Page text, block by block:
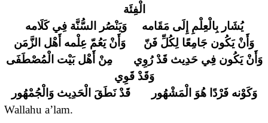
الْفِئَة
يُشَار بِالْعِلْمِ إِلَى مَقَامه وَيَنْصُر السُّنَّة فِي كَلَامه
وَأَنْ يَكُون جَامِعًا لِكُلِّ فَنّ وَأَنْ يَعُمّ عِلْمه أَهْل الزَّمَن
وَأَنْ يَكُون فِي حَدِيث قَدْ رُوِي مِنْ أَهْل بَيْت الْمُصْطَفَى
وَقَدْ قَوِي
وَكَوْنه فَرْدًا هُوَ الْمَشْهُور قَدْ نَطَقَ الْحَدِيث وَالْجُمْهُور
Wallahu a’lam.